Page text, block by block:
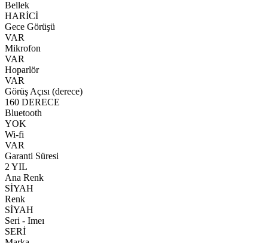
Bellek
HARİCİ
Gece Görüşü
VAR
Mikrofon
VAR
Hoparlör
VAR
Görüş Açısı (derece)
160 DERECE
Bluetooth
YOK
Wi-fi
VAR
Garanti Süresi
2 YIL
Ana Renk
SİYAH
Renk
SİYAH
Seri - Imeı
SERİ